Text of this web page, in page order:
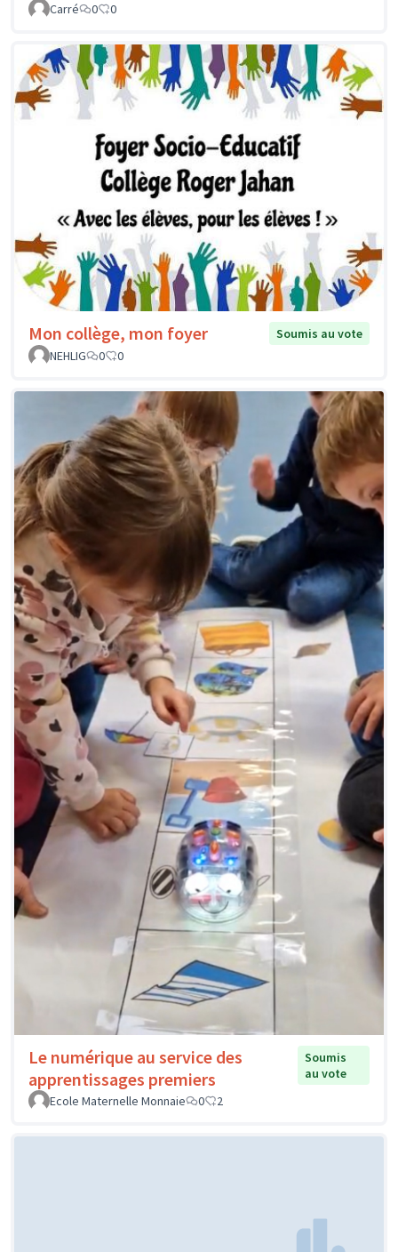
Carré
0 0
Mon collège, mon foyer
Soumis au vote
NEHLIG
0 0
Le numérique au service des
apprentissages premiers
Soumis
au vote
Ecole Maternelle Monnaie
0 2